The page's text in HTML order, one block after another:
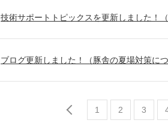
技術サポートトピックスを更新しました！
ブログ更新しました！（豚舎の夏場対策に
1 2 3